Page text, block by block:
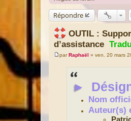
Répondre
OUTIL :
d’assistance
M
parRaphaël » ven. 20 mars
►
Nom
Auteur(s)